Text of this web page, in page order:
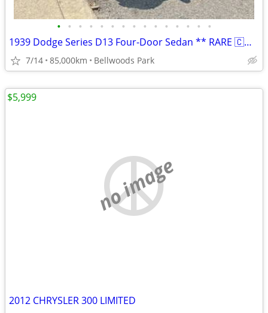
• • • • • • • • • • • • • • •
1939 Dodge Series D13 Four-Door Sedan ** RARE 🇨🇦 MADE **
7/14 85,000km Bellwoods Park
no image
2012 CHRYSLER 300 LIMITED
$5,999